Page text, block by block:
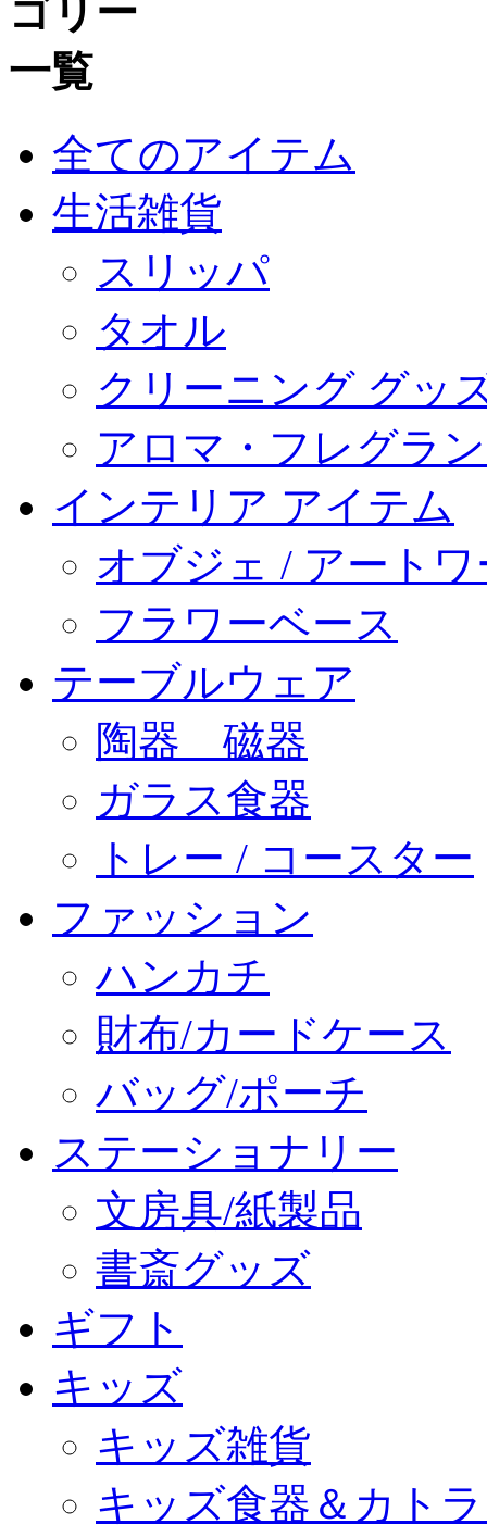
全てのアイテム
生活雑貨
スリッパ
タオル
クリーニング グッ
アロマ・フレグラ
インテリア アイテム
オブジェ / アートワ
フラワーベース
テーブルウェア
陶器 磁器
ガラス食器
トレー / コースター
ファッション
ハンカチ
財布/カードケース
バッグ/ポーチ
ステーショナリー
文房具/紙製品
書斎グッズ
ギフト
キッズ
キッズ雑貨
キッズ食器＆カト